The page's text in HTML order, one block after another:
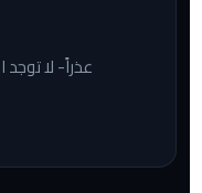
عذراً- لا